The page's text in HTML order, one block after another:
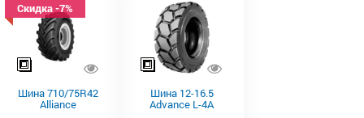
Скидка -7%
Шина 710/75R42
Alliance
Шина 12-16.5
Advance L-4A